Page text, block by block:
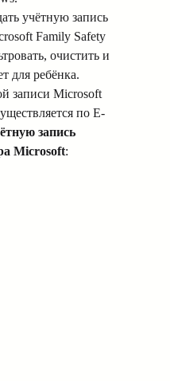
учётную запись
Family Safety
очистить и
для ребёнка.
записи Microsoft
по E-
запись
Microsoft: